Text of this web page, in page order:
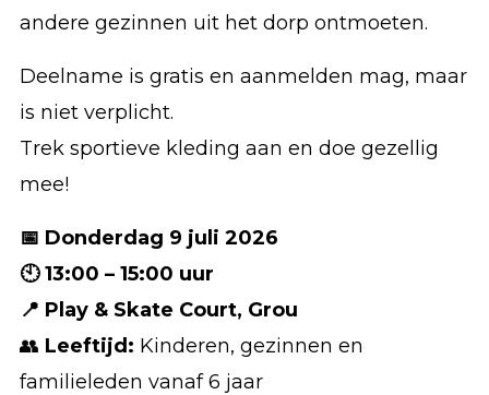
andere gezinnen uit het dorp ontmoeten.
Deelname is gratis en aanmelden mag, maar
is niet verplicht.
Trek sportieve kleding aan en doe gezellig
mee!
📅 Donderdag 9 juli 2026
🕙 13:00 – 15:00 uur
📍 Play & Skate Court, Grou
👥 Leeftijd: Kinderen, gezinnen en
familieleden vanaf 6 jaar